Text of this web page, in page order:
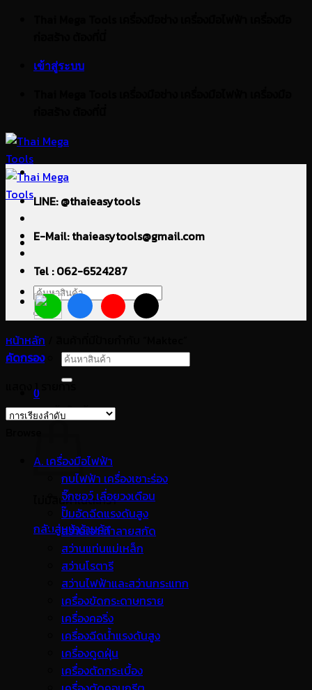
เข้าสู่ระบบ
ค้นหา:
ค้นหา:
0
ตะกร้าสินค้า
ไม่มีสินค้าในตะกร้า
กลับสู่หน้าร้านค้า
LINE: @thaieasytools
E-Mail: thaieasytools@gmail.com
Tel : 062-6524287
หน้าหลัก
คัดกรอง
แสดง 1 รายการ
A. เครื่องมือไฟฟ้า
กบไฟฟ้า เครื่องเซาะร่อง
จิ๊กซอว์ เลื่อยวงเดือน
ปั๊มอัดฉีดแรงดันสูง
สว่านเจาะทำลายสกัด
สว่านแท่นแม่เหล็ก
สว่านโรตารี
สว่านไฟฟ้าและสว่านกระแทก
เครื่องขัดกระดาษทราย
เครื่องคอริ่ง
เครื่องฉีดน้ำแรงดันสูง
เครื่องดูดฝุ่น
เครื่องตัดกระเบื้อง